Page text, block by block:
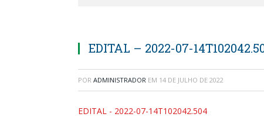
EDITAL – 2022-07-
POR ADMINISTRADOR EM 14 DE JULHO DE 2022
EDITAL - 2022-07-14T102042.504